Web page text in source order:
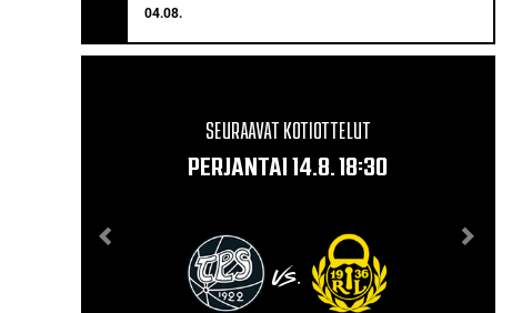
04.08.
SEURAAVAT KOTIOTTELUT
PERJANTAI 14.8. 18:30
VS.